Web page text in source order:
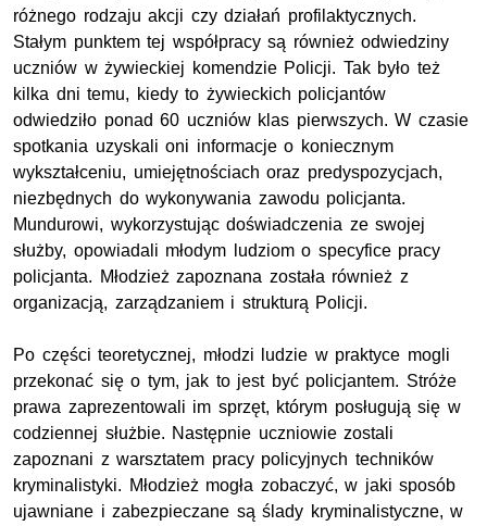
różnego rodzaju akcji czy działań profilaktycznych.
Stałym punktem tej współpracy są również odwiedziny
uczniów w żywieckiej komendzie Policji. Tak było też
kilka dni temu, kiedy to żywieckich policjantów
odwiedziło ponad 60 uczniów klas pierwszych. W czasie
spotkania uzyskali oni informacje o koniecznym
wykształceniu, umiejętnościach oraz predyspozycjach,
niezbędnych do wykonywania zawodu policjanta.
Mundurowi, wykorzystując doświadczenia ze swojej
służby, opowiadali młodym ludziom o specyfice pracy
policjanta. Młodzież zapoznana została również z
organizacją, zarządzaniem i strukturą Policji.
Po części teoretycznej, młodzi ludzie w praktyce mogli
przekonać się o tym, jak to jest być policjantem. Stróże
prawa zaprezentowali im sprzęt, którym posługują się w
codziennej służbie. Następnie uczniowie zostali
zapoznani z warsztatem pracy policyjnych techników
kryminalistyki. Młodzież mogła zobaczyć, w jaki sposób
ujawniane i zabezpieczane są ślady kryminalistyczne, w